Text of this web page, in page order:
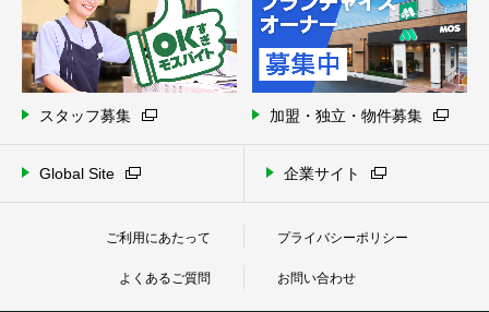
スタッフ募集 加盟・独立・物件募集
Global Site 企業サイト
ご利用にあたって プライバシーポリシー
よくあるご質問 お問い合わせ